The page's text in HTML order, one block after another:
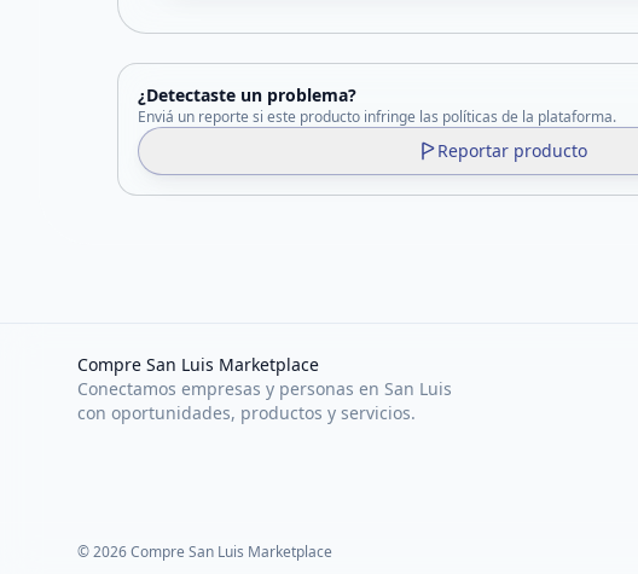
¿Detectaste un problema?
Enviá un reporte si este producto infringe las políticas de la plataforma.
Reportar producto
Compre San Luis Marketplace
Conectamos empresas y personas en San Luis
con oportunidades, productos y servicios.
©2026Compre San Luis Marketplace